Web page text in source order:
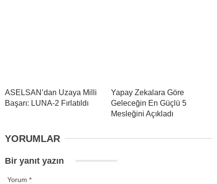
ASELSAN’dan Uzaya Milli
Başarı: LUNA-2 Fırlatıldı
Yapay Zekalara Göre
Geleceğin En Güçlü 5
Mesleğini Açıkladı
YORUMLAR
Bir yanıt yazın
Yorum *